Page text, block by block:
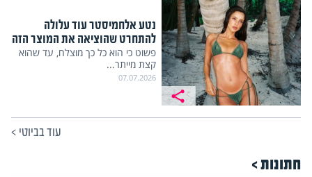
נטע אלחמיסטר עוד עלולה
להתחרט שהוציאה את המוצר הזה
פשוט כי הוא כל כך מוצלח, עד שהוא
קצת מייתר...
07.07.2026
עוד בביוטי >
חתונות >